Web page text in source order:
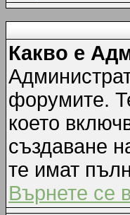
Какво е
форумите.
което
създаване
те имат
Върнете се